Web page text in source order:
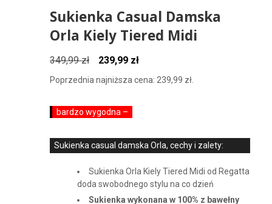
Sukienka Casual Damska
Orla Kiely Tiered Midi
349,99zł
Pierwotna
cena
349,99 zł.
239,99 złAktualna
cena
Poprzednia najniższa cena: 239,99 zł.
bardzo wygodna –
Sukienka casual damska Orla, cechy i zalety:
Sukienka Orla Kiely Tiered Midi od Regatta
doda swobodnego stylu na co dzień
Sukienka wykonana w 100% z bawełny